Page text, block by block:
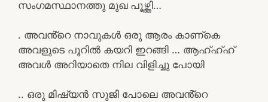
സംഗമസ്ഥാനത്തു മുഖ പൂഴ്ത്തി…
. അവൻ്റെ നാവുകൾ ഒരു ആരം കാണ്കെ
അവളുടെ പൂറിൽ കയറി ഇറങ്ങി … ആഹ്ഹ്ഹ്
അവൾ അറിയാതെ നില വിളിച്ചു പോയി
.. ഒരു മിഷ്യൻ സുജി പോലെ അവൻ്റെ